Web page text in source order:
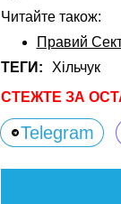
Читайте також:
Правий
ТЕГИ:
Хільчук
СТЕЖТЕ ЗА
Telegram